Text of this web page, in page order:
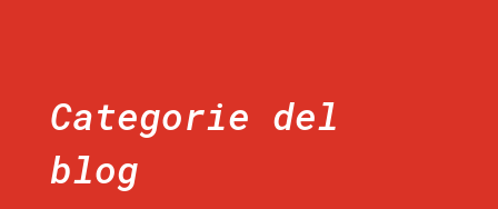
Categorie del
blog